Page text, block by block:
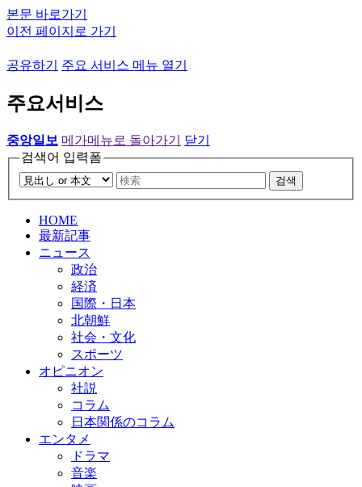
본문 바로가기
이전 페이지로 가기
공유하기 주요 서비스 메뉴 열기
주요서비스
중앙일보 메가메뉴로 돌아가기
닫기
검색어 입력폼
검색
HOME
最新記事
ニュース
政治
経済
国際・日本
北朝鮮
社会・文化
スポーツ
オピニオン
社説
コラム
日本関係のコラム
エンタメ
ドラマ
音楽